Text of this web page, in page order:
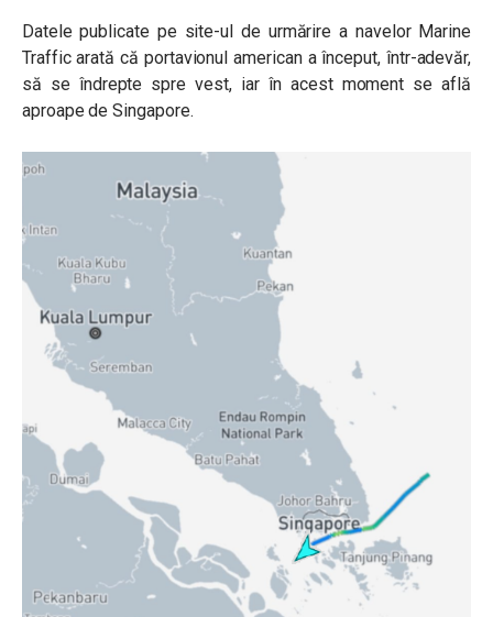
Datele publicate pe site-ul de urmărire a navelor Marine
Traffic arată că portavionul american a început, într-adevăr,
să se îndrepte spre vest, iar în acest moment se află
aproape de Singapore.